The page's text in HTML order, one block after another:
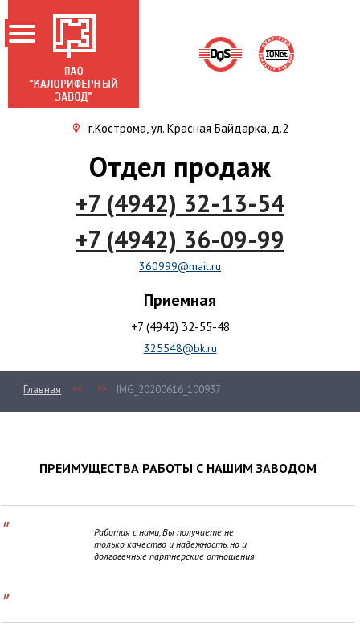
г.Кострома, ул. Красная Байдарка, д.2
Отдел продаж
+7 (4942) 32-13-54
+7 (4942) 36-09-99
360999@mail.ru
Приемная
+7 (4942) 32-55-48
325548@bk.ru
Главная >> >> IMG_20200616_100937
ГЛАВНАЯ
О ЗАВОДЕ
НОВОСТИ
ПРОДУКЦИЯ
ПРЕИМУЩЕСТВА РАБОТЫ С НАШИМ ЗАВОДОМ
"
Работая с нами, Вы получаете не
только качество и надежность, но и
долговечные партнерские отношения
"